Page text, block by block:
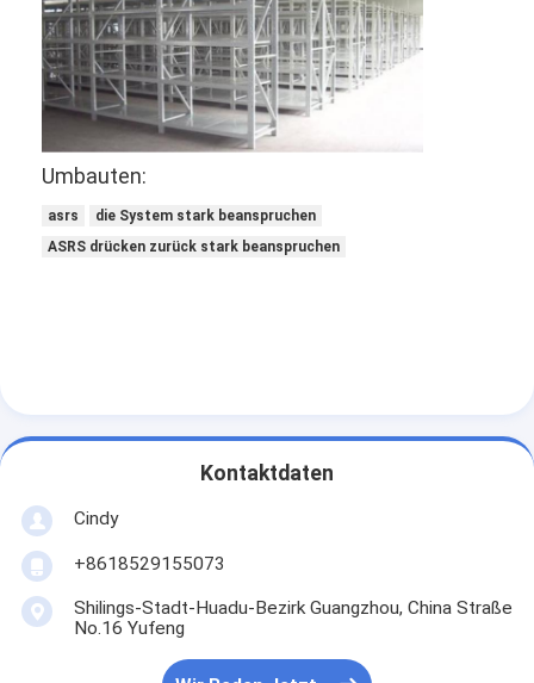
Werksbesichtigung
Kontakt mit uns
Umbauten:
asrs
die System stark beanspruchen
ASRS drücken zurück stark beanspruchen
Kontaktdaten
Cindy
+8618529155073
Shilings-Stadt-Huadu-Bezirk Guangzhou, China Straße
No.16 Yufeng